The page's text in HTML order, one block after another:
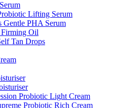
Lifting Serum
Gentle PHA Serum
Oil
Tan Drops
Probiotic Light Cream
Probiotic Rich Cream